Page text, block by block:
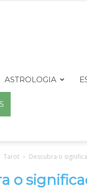
ASTROLOGIA
Tarot Descubra o
o